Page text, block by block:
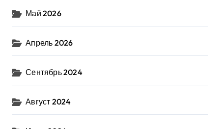
Май 2026
Апрель 2026
Сентябрь 2024
Август 2024